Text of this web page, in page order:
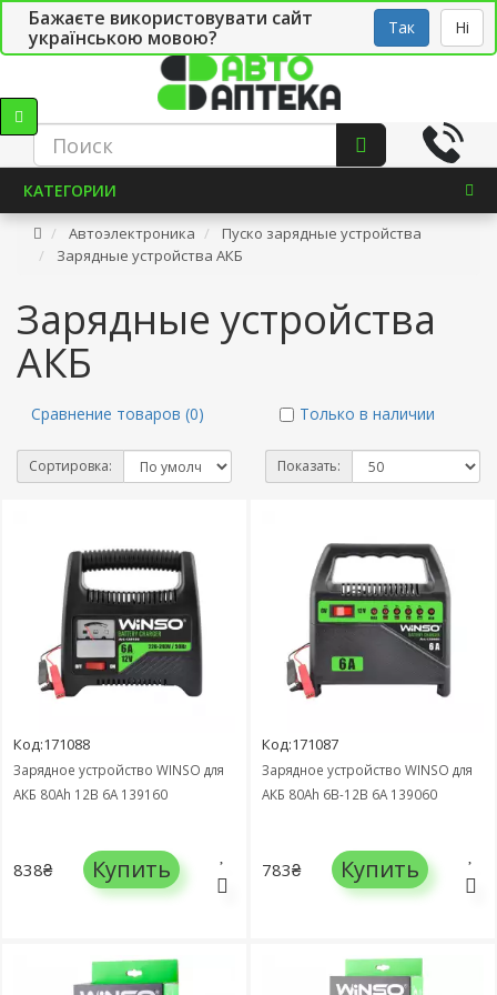
Бажаєте використовувати сайт
українською мовою?
Так Ні
СТО Укр
КАТЕГОРИИ
Автоэлектроника
Пуско зарядные устройства
Зарядные устройства АКБ
Зарядные устройства
АКБ
Сравнение товаров (0) Только в наличии
Сортировка: Показать:
Код:171088
Зарядное устройство WINSO для
АКБ 80Ah 12В 6А 139160
838₴ Купить
Код:171087
Зарядное устройство WINSO для
АКБ 80Ah 6В-12В 6А 139060
783₴ Купить